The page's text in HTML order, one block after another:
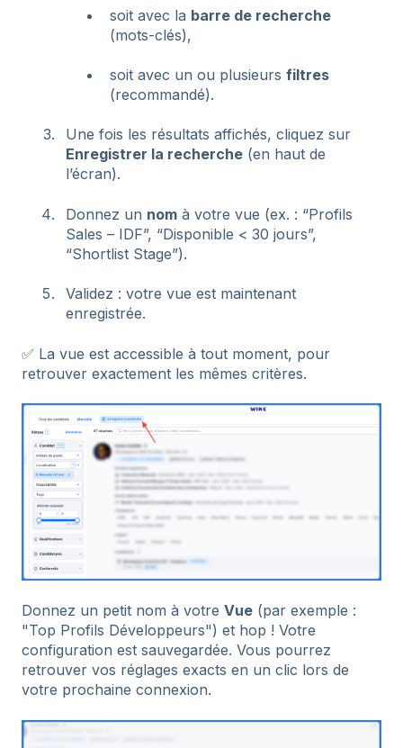
soit avec la barre de recherche
(mots-clés),
soit avec un ou plusieurs filtres
(recommandé).
Une fois les résultats affichés, cliquez sur
Enregistrer la recherche (en haut de
l’écran).
Donnez un nom à votre vue (ex. : “Profils
Sales – IDF”, “Disponible < 30 jours”,
“Shortlist Stage”).
Validez : votre vue est maintenant
enregistrée.
✅ La vue est accessible à tout moment, pour
retrouver exactement les mêmes critères.
Donnez un petit nom à votre Vue (par exemple :
"Top Profils Développeurs") et hop ! Votre
configuration est sauvegardée. Vous pourrez
retrouver vos réglages exacts en un clic lors de
votre prochaine connexion.